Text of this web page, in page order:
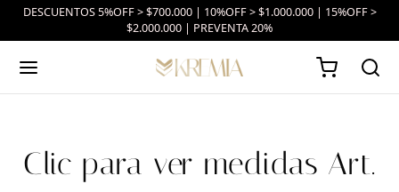
DESCUENTOS 5%OFF > $700.000 | 10%OFF > $1.000.000 | 15%OFF >
$2.000.000 | PREVENTA 20%
Clic para ver medidas Art.